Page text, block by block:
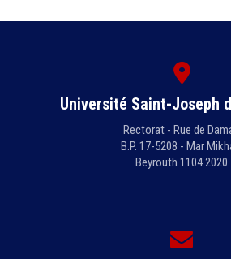
Université Saint-Joseph
Rectorat - Rue de
B.P. 17-5208 - Mar
Beyrouth 1104 2020